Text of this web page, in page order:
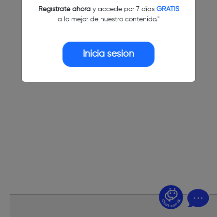
Regístrate ahoray accede por 7 días GRATIS
a lo mejor de nuestro contenido."
Inicia sesión